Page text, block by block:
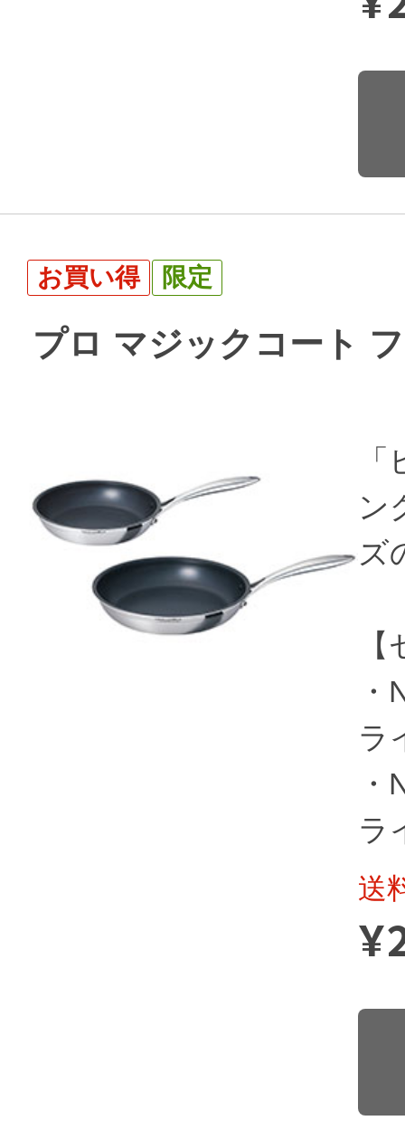
お買い得 限定
プロ マジックコート
ン
ズ
ラ
ラ
送
¥